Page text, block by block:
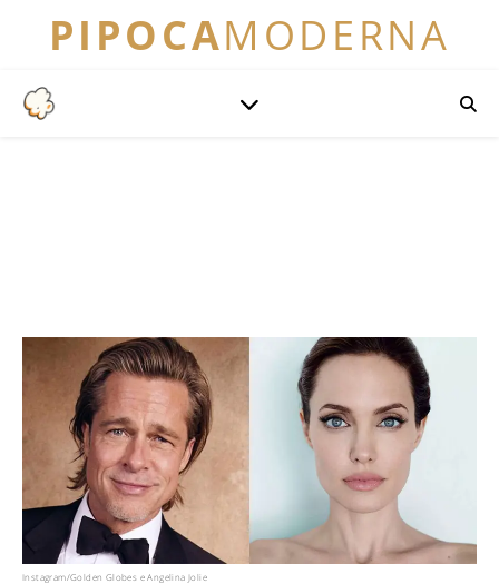
PIPOCAMODERNA
Instagram/Golden Globes e Angelina Jolie